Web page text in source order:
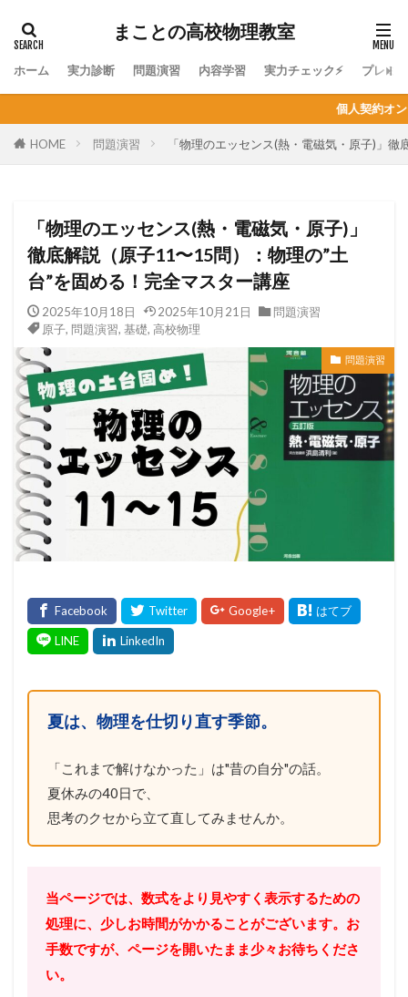
まことの高校物理教室
ホーム 実力診断 問題演習 内容学習 実力チェック⚡ プレミ
個人契約オンライン家庭教師の生徒募集
HOME 問題演習 「物理のエッセンス(熱・電磁気・原子)」
「物理のエッセンス(熱・電磁気・原子)」
徹底解説（原子11〜15問）：物理の”土
台”を固める！完全マスター講座
2025年10月18日 2025年10月21日
問題演習
原子, 問題演習, 基礎, 高校物理
問題演習
夏は、物理を仕切り直す季節。
「これまで解けなかった」は"昔の自分"の話。
夏休みの40日で、
思考のクセから立て直してみませんか。
当ページでは、数式をより見やすく表示するための
処理に、少しお時間がかかることがございます。お
手数ですが、ページを開いたまま少々お待ちくださ
い。